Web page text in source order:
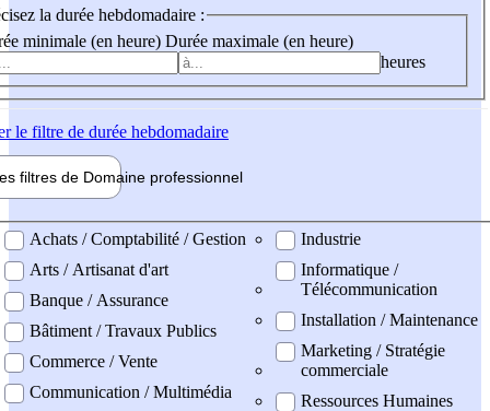
la durée hebdomadaire :
minimale (en heure) Durée maximale (en heure)
heures
le filtre de durée hebdomadaire
filtres de Domaine professionnel
professionel
Achats / Comptabilité / Gestion
Arts / Artisanat d'art
Banque / Assurance
Bâtiment / Travaux Publics
Commerce / Vente
Communication / Multimédia
Industrie
Informatique /
Télécommunication
Installation / Maintenance
Marketing / Stratégie
commerciale
Ressources Humaines